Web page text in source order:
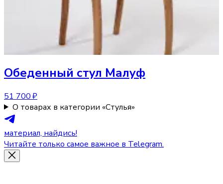
Обеденный стул Малуф
51 700 ₽
О товарах в категории «Стулья»
материал, найдись!
Читайте только самое важное в Telegram.